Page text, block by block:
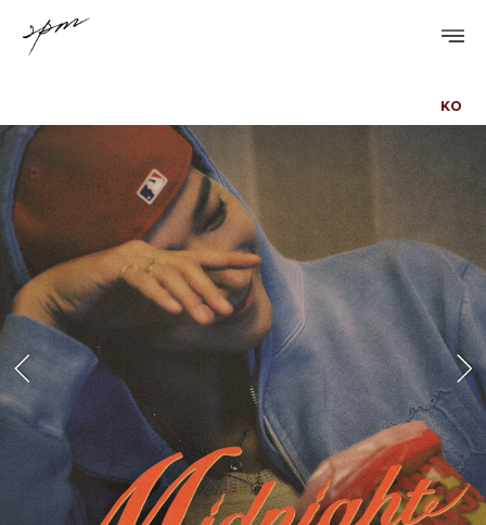
PROFILE
DISCOGRAPHY
GALLERY
VIDEO
NOTICE
SCHEDULE
KO